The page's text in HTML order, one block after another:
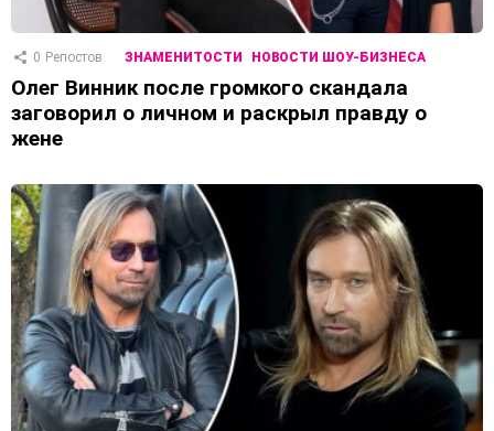
0 Репостов ЗНАМЕНИТОСТИ НОВОСТИ ШОУ-БИЗНЕСА
Олег Винник после громкого скандала
заговорил о личном и раскрыл правду о
жене